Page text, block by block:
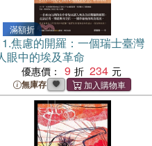
滿額折
焦慮的開羅：一個瑞士臺灣
眼中的埃及革命
優惠價： 9 234
無庫存